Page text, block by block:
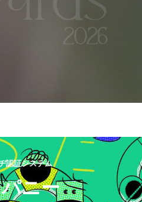
認証システム
ニー